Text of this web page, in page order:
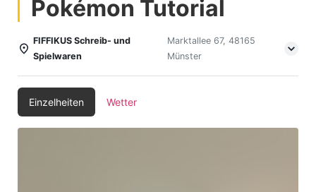
Pokémon Tutorial
FIFFIKUS Schreib- und
Spielwaren
Marktallee 67, 48165
Münster
Einzelheiten Wetter